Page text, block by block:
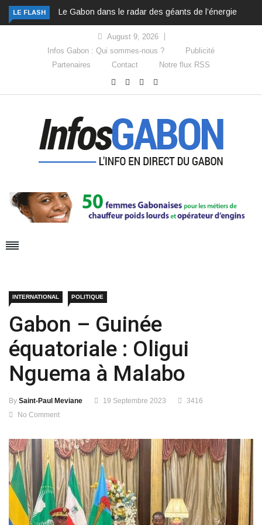
LE FLASH Le Gabon dans le radar des géants de l’énergie
August 9, 2026
Infos Gabon : Qui sommes-nous ?
Publicité
Partenaires
Contact Notre flux RSS
INTERNATIONAL POLITIQUE
Gabon – Guinée
équatoriale : Oligui
Nguema à Malabo
By Saint-Paul Meviane 19 Septembre 2023
3416
No Comment